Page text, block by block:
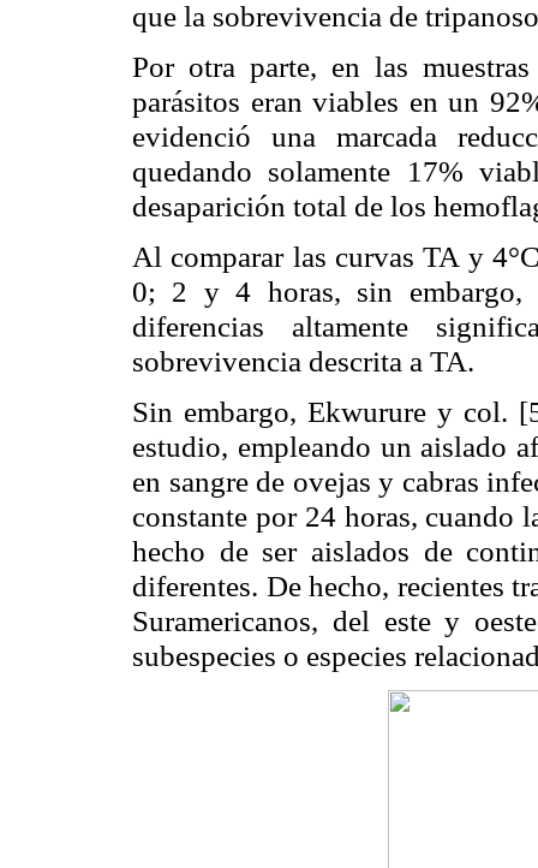
que la sobrevivencia de
Por otra parte, en las
parásitos eran viables en un
evidenció una marcada
quedando solamente 17%
desaparición total de los
Al comparar las curvas TA y4
0; 2 y 4 horas, sin
diferencias altamente
sobrevivencia descrita a TA.
Sin embargo, Ekwururey col.
estudio, empleando un aislado
en sangre de ovejas y cabras
constante por 24 horas, cuando
hecho de ser aislados de
diferentes. De hecho, recientes
Suramericanos, del este y
subespecies o especies